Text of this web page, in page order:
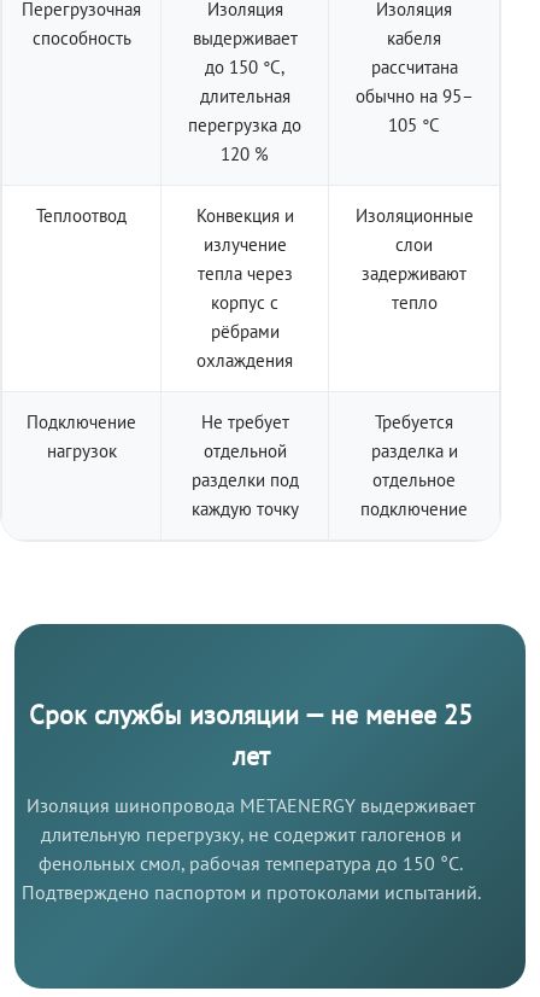
Перегрузочная
способность
Изоляция
выдерживает
до 150 °C,
длительная
перегрузка до
120 %
Изоляция
кабеля
рассчитана
обычно на 95–
105 °C
Теплоотвод
Конвекция и
излучение
тепла через
корпус с
рёбрами
охлаждения
Изоляционные
слои
задерживают
тепло
Подключение
нагрузок
Не требует
отдельной
разделки под
каждую точку
Требуется
разделка и
отдельное
подключение
Срок службы изоляции — не менее 25
лет
Изоляция шинопровода METAENERGY выдерживает
длительную перегрузку, не содержит галогенов и
фенольных смол, рабочая температура до 150 °C.
Подтверждено паспортом и протоколами испытаний.